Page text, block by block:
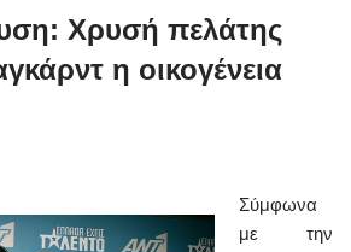
Χρυσή πελάτης
η οικογένεια
Σύμφωνα
με την